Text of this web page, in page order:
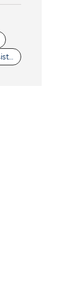
Trastornos inmunitarios Trastornos en el sistema inmunitario